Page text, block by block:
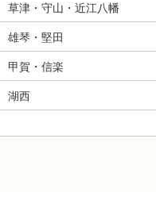
草津・守山・近江八幡
雄琴・堅田
甲賀・信楽
湖西